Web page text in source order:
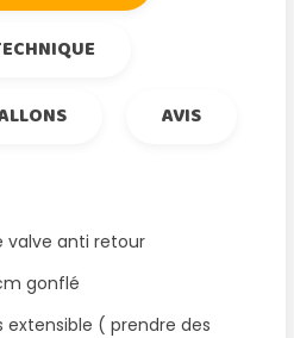
AVIS
valve anti retour
gonflé
extensible ( prendre des